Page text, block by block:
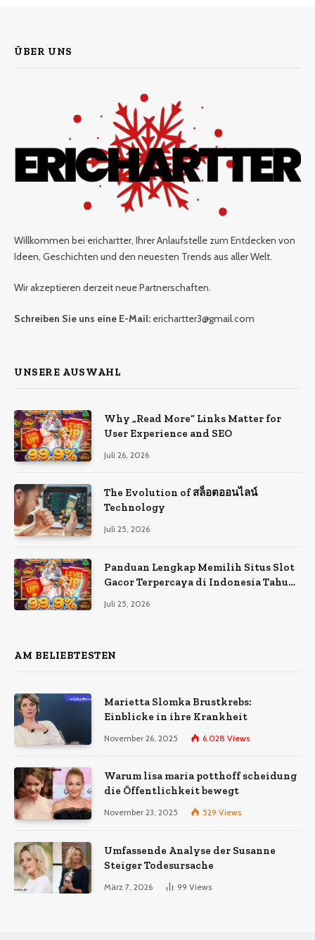
ÜBER UNS
Willkommen bei erichartter, Ihrer Anlaufstelle zum Entdecken von
Ideen, Geschichten und den neuesten Trends aus aller Welt.
Wir akzeptieren derzeit neue Partnerschaften.
Schreiben Sie uns eine E-Mail: erichartter3@gmail.com
UNSERE AUSWAHL
Why „Read More“ Links Matter for
User Experience and SEO
Juli 26, 2026
The Evolution of สล็อตออนไลน์
Technology
Juli 25, 2026
Panduan Lengkap Memilih Situs Slot
Gacor Terpercaya di Indonesia Tahun
Juli 25, 2026
AM BELIEBTESTEN
Marietta Slomka Brustkrebs:
Einblicke in ihre Krankheit
November 26, 2025 6.028 Views
Warum lisa maria potthoff scheidung
die Öffentlichkeit bewegt
November 23, 2025 529 Views
Umfassende Analyse der Susanne
Steiger Todesursache
März 7, 2026 99 Views